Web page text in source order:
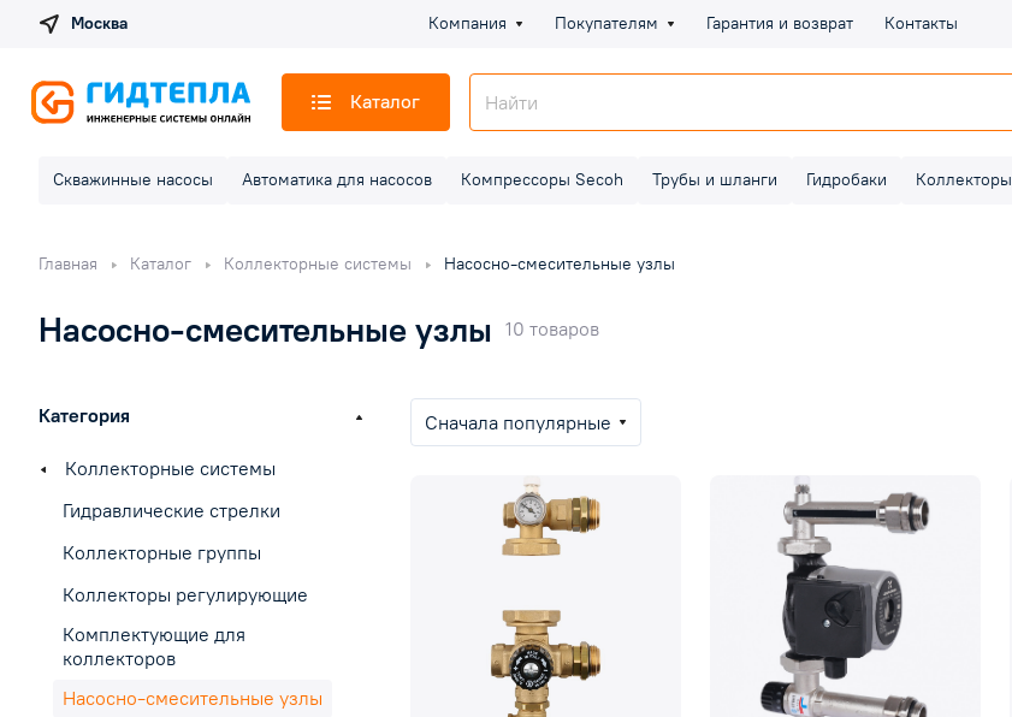
Москва Компания Покупателям Гарантия и возврат Контакты
Каталог
Скважинные насосы Автоматика для насосов Компрессоры Secoh Трубы и шланги Гидробаки Коллекторы
Главная Каталог Коллекторные системы Насосно-смесительные узлы
Насосно-смесительные узлы 10 товаров
Сначала популярные
Категория
Коллекторные системы
Гидравлические стрелки
Коллекторные группы
Коллекторы регулирующие
Комплектующие для
коллекторов
Насосно-смесительные узлы